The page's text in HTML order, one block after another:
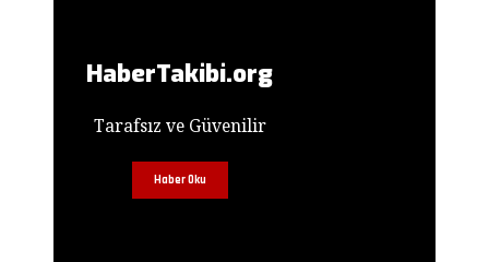
HaberTakibi.org
Tarafsız ve Güvenilir
Haber Oku